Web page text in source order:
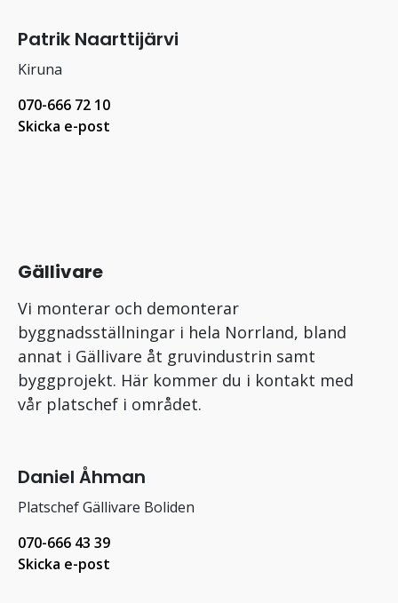
Patrik Naarttijärvi
Kiruna
070-666 72 10
Skicka e-post
Gällivare
Vi monterar och demonterar
byggnadsställningar i hela Norrland, bland
annat i Gällivare åt gruvindustrin samt
byggprojekt. Här kommer du i kontakt med
vår platschef i området.
Daniel Åhman
Platschef Gällivare Boliden
070-666 43 39
Skicka e-post